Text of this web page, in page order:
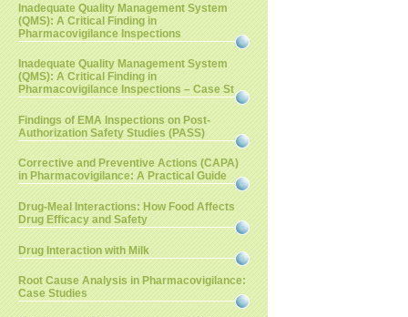
Inadequate Quality Management System
(QMS): A Critical Finding in
Pharmacovigilance Inspections
Inadequate Quality Management System
(QMS): A Critical Finding in
Pharmacovigilance Inspections – Case St
Findings of EMA Inspections on Post-
Authorization Safety Studies (PASS)
Corrective and Preventive Actions (CAPA)
in Pharmacovigilance: A Practical Guide
Drug-Meal Interactions: How Food Affects
Drug Efficacy and Safety
Drug Interaction with Milk
Root Cause Analysis in Pharmacovigilance:
Case Studies